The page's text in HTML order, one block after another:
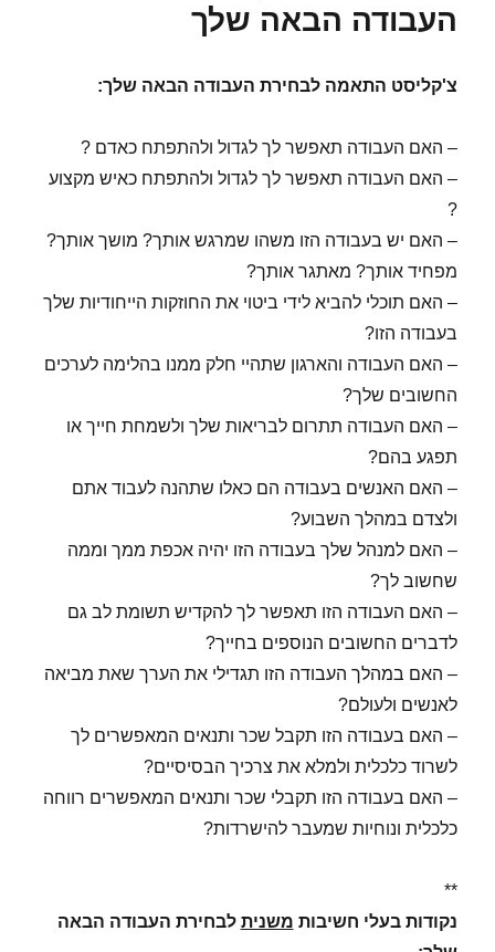
העבודה הבאה שלך
צ'קליסט התאמה לבחירת העבודה הבאה שלך:
– האם העבודה תאפשר לך לגדול ולהתפתח כאדם ?
– האם העבודה תאפשר לך לגדול ולהתפתח כאיש מקצוע
?
– האם יש בעבודה הזו משהו שמרגש אותך? מושך אותך?
מפחיד אותך? מאתגר אותך?
– האם תוכלי להביא לידי ביטוי את החוזקות הייחודיות שלך
בעבודה הזו?
– האם העבודה והארגון שתהיי חלק ממנו בהלימה לערכים
החשובים שלך?
– האם העבודה תתרום לבריאות שלך ולשמחת חייך או
תפגע בהם?
– האם האנשים בעבודה הם כאלו שתהנה לעבוד אתם
ולצדם במהלך השבוע?
– האם למנהל שלך בעבודה הזו יהיה אכפת ממך וממה
שחשוב לך?
– האם העבודה הזו תאפשר לך להקדיש תשומת לב גם
לדברים החשובים הנוספים בחייך?
– האם במהלך העבודה הזו תגדילי את הערך שאת מביאה
לאנשים ולעולם?
– האם בעבודה הזו תקבל שכר ותנאים המאפשרים לך
לשרוד כלכלית ולמלא את צרכיך הבסיסיים?
– האם בעבודה הזו תקבלי שכר ותנאים המאפשרים רווחה
כלכלית ונוחיות שמעבר להישרדות?
**
נקודות בעלי חשיבות משנית לבחירת העבודה הבאה